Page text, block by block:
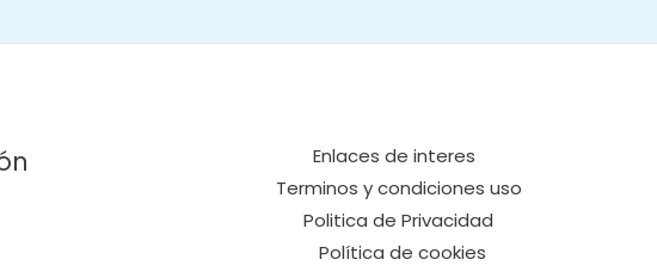
Enlaces de interes
Terminos y condiciones uso
Politica de Privacidad
Política de cookies